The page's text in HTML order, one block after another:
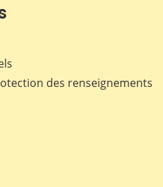
des renseignements